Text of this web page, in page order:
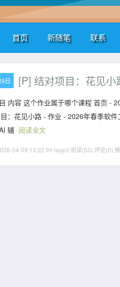
首页 新随笔 联系
日 [P] 结对项目：花见小
内容 这个作业属于哪个课程 首页 -
：花见小路 - 作业 - 2026年春季软
辅 阅读全文
04-09 13:22 lhl-lsyycf 阅读(53) 评论(0)